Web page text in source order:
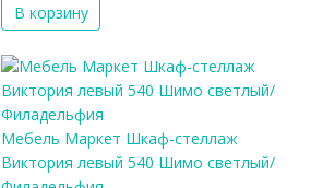
В корзину
Мебель Маркет Шкаф-стеллаж
Виктория левый 540 Шимо светлый/